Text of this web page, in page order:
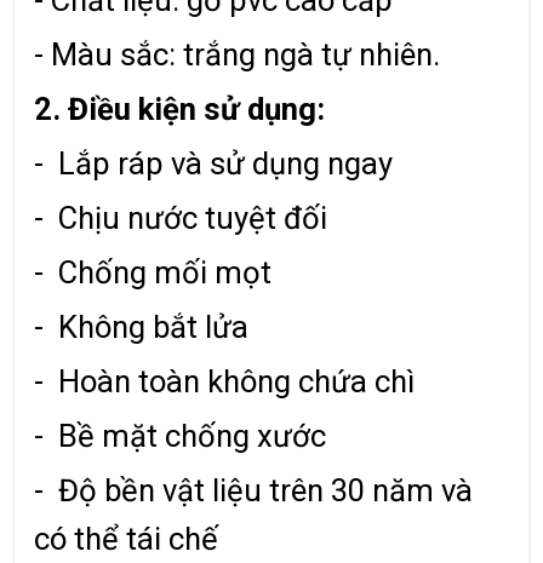
- Màu sắc: trắng ngà tự nhiên.
2. Điều kiện sử dụng:
- Lắp ráp và sử dụng ngay
- Chịu nước tuyệt đối
- Chống mối mọt
- Không bắt lửa
- Hoàn toàn không chứa chì
- Bề mặt chống xước
- Độ bền vật liệu trên 30 năm và
có thể tái chế